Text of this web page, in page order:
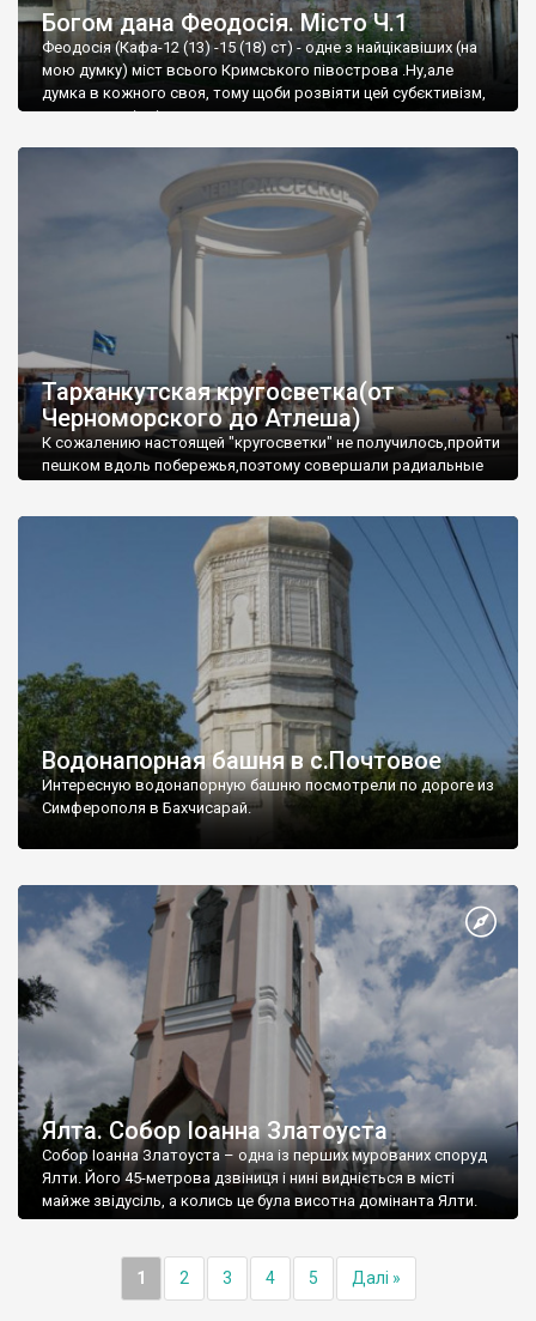
Богом дана Феодосія. Місто Ч.1
Феодосія (Кафа-12 (13) -15 (18) ст) - одне з найцікавіших (на
мою думку) міст всього Кримського півострова .Ну,але
думка в кожного своя, тому щоби розвіяти цей субєктивізм,
запрошую відвідати це
Тарханкутская кругосветка(от
Черноморского до Атлеша)
К сожалению настоящей "кругосветки" не получилось,пройти
пешком вдоль побережья,поэтому совершали радиальные
Водонапорная башня в с.Почтовое
Интересную водонапорную башню посмотрели по дороге из
Симферополя в Бахчисарай.
Ялта. Собор Іоанна Златоуста
Собор Іоанна Златоуста – одна із перших мурованих споруд
Ялти. Його 45-метрова дзвіниця і нині видніється в місті
майже звідусіль, а колись це була висотна домінанта Ялти.
1 2 3 4 5 Далі »